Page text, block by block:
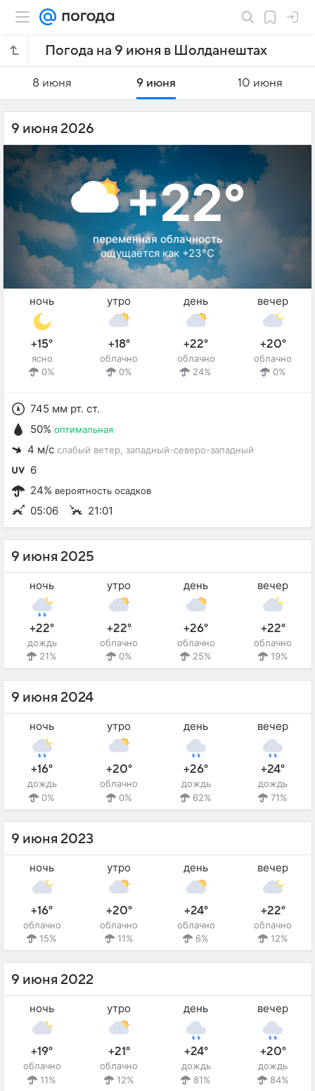
Погода на 9 июня в Шолданештах
8 июня 9 июня 10 июня
9 июня 2026
+22°
переменная облачность
ощущается как +23°C
ночь
+15°
ясно
0%
утро
+18°
облачно
0%
день
+22°
облачно
24%
вечер
+20°
облачно
0%
745 мм рт. ст.
50% оптимальная
4 м/с слабый ветер , западный-северо-западный
6
24% вероятность осадков
05:06 21:01
9 июня 2025
ночь
+22°
дождь
21%
утро
+22°
облачно
0%
день
+26°
облачно
25%
вечер
+22°
облачно
19%
9 июня 2024
ночь
+16°
дождь
0%
утро
+20°
облачно
0%
день
+26°
дождь
62%
вечер
+24°
дождь
71%
9 июня 2023
ночь
+16°
облачно
15%
утро
+20°
облачно
11%
день
+24°
облачно
6%
вечер
+22°
облачно
12%
9 июня 2022
ночь
+19°
облачно
11%
утро
+21°
облачно
12%
день
+24°
дождь
81%
вечер
+20°
дождь
84%